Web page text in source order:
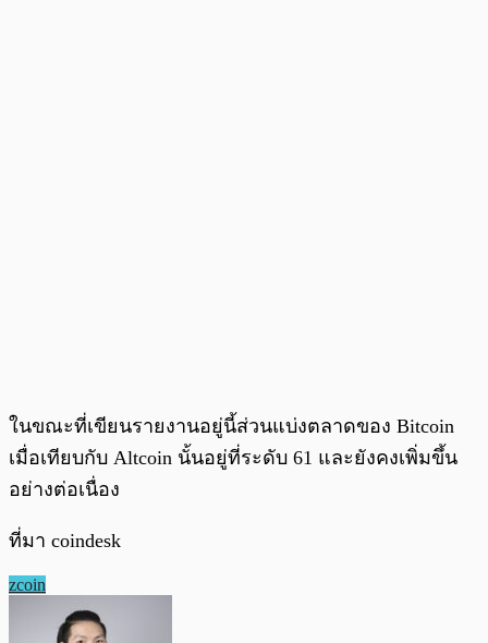
ในขณะที่เขียนรายงานอยู่นี้ส่วนแบ่งตลาดของ Bitcoin
เมื่อเทียบกับ Altcoin นั้นอยู่ที่ระดับ 61 และยังคงเพิ่มขึ้น
อย่างต่อเนื่อง
ที่มา coindesk
zcoin